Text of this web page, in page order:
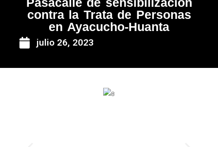
contra la Trata de Personas
en Ayacucho-Huanta
julio 26, 2023